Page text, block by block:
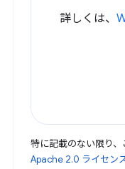
詳しくは、
特に記載のない限り
Apache 2.0 ライセン